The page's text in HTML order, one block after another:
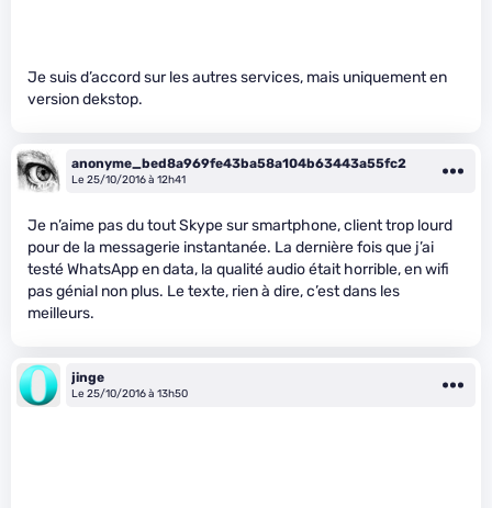
Je suis d’accord sur les autres services, mais uniquement en
version dekstop.
anonyme_bed8a969fe43ba58a104b63443a55fc2
Le 25/10/2016 à 12h41
Je n’aime pas du tout Skype sur smartphone, client trop lourd
pour de la messagerie instantanée. La dernière fois que j’ai
testé WhatsApp en data, la qualité audio était horrible, en wifi
pas génial non plus. Le texte, rien à dire, c’est dans les
meilleurs.
jinge
Le 25/10/2016 à 13h50